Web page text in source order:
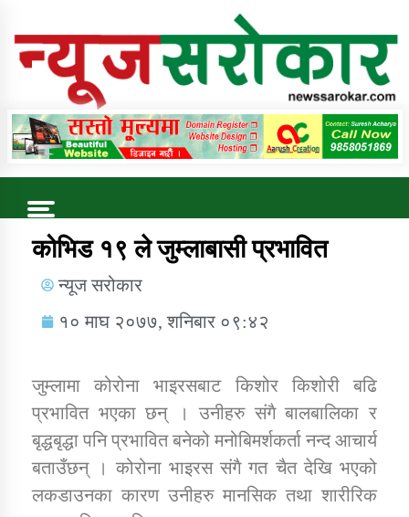
Online News Portal
Trending Now
डिभिजन कार्यालय जुम्लाको सुचना सन्देश
कोभिड १९ ले जुम्लाबासी प्रभावित
न्यूज सरोकार
१० माघ २०७७, शनिबार ०९:४२
जुम्लामा कोरोना भाइरसबाट किशोर किशोरी बढि
प्रभावित भएका छन् । उनीहरु संगै बालबालिका र
बृद्धबृद्धा पनि प्रभावित बनेको मनोबिमर्शकर्ता नन्द आचार्य
बताउँछन् । कोरोना भाइरस संगै गत चैत देखि भएको
लकडाउनका कारण उनीहरु मानसिक तथा शारीरिक